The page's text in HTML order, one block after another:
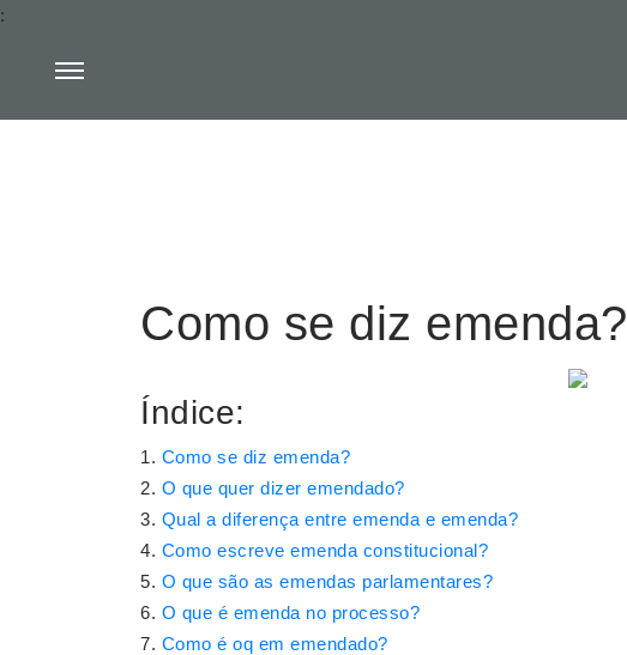
:
Como se diz emenda?
Índice:
Como se diz emenda?
O que quer dizer emendado?
Qual a diferença entre emenda e emenda?
Como escreve emenda constitucional?
O que são as emendas parlamentares?
O que é emenda no processo?
Como é oq em emendado?